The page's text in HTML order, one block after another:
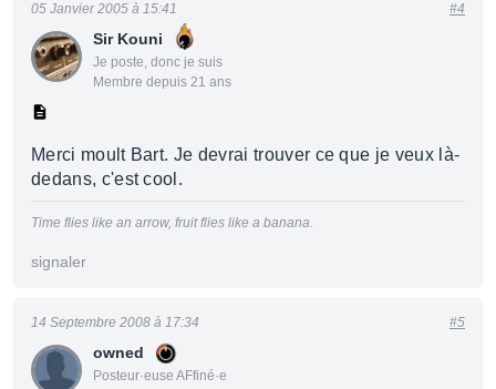
Sir Kouni
Je poste, donc je suis
Membre depuis 21 ans
05 Janvier 2005 à 15:41 #4
Merci moult Bart. Je devrai trouver ce que je veux là-
dedans, c'est cool.
Time flies like an arrow, fruit flies like a banana.
signaler
owned
Posteur·euse AFfiné·e
14 Septembre 2008 à 17:34 #5